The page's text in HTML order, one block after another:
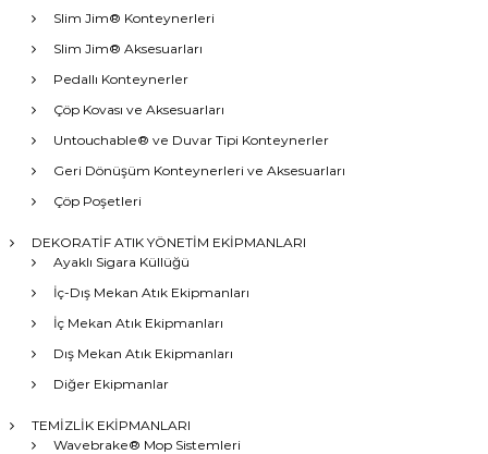
Slim Jim® Konteynerleri
Slim Jim® Aksesuarları
Pedallı Konteynerler
Çöp Kovası ve Aksesuarları
Untouchable® ve Duvar Tipi Konteynerler
Geri Dönüşüm Konteynerleri ve Aksesuarları
Çöp Poşetleri
DEKORATİF ATIK YÖNETİM EKİPMANLARI
Ayaklı Sigara Küllüğü
İç-Dış Mekan Atık Ekipmanları
İç Mekan Atık Ekipmanları
Dış Mekan Atık Ekipmanları
Diğer Ekipmanlar
TEMİZLİK EKİPMANLARI
Wavebrake® Mop Sistemleri